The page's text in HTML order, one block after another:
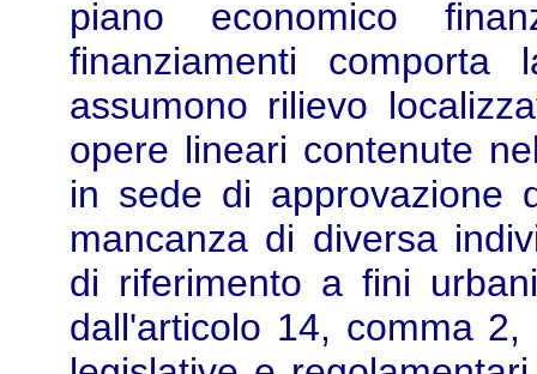
piano economico
finanziamenti
assumono rilievo
opere lineari contenute
in sede di approvazione
mancanza di diversa
di riferimento a fini
dall'articolo 14, comma